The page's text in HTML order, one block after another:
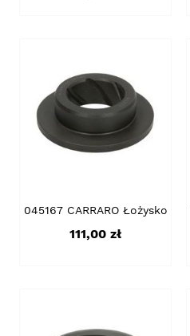
045167 CARRARO Łożysko
Cena
111,00 zł